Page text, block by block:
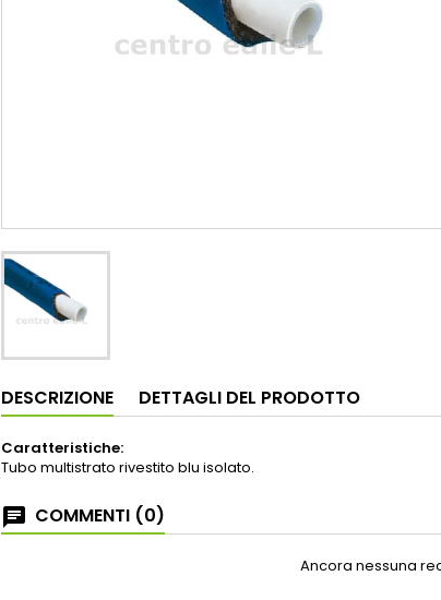
DESCRIZIONE DETTAGLI DEL PRODOTTO
Caratteristiche:
Tubo multistrato rivestito blu isolato.
COMMENTI (0)
Ancora nessuna